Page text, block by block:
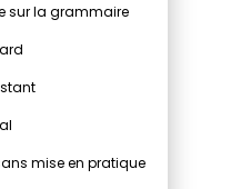
sur la grammaire
mise en pratique